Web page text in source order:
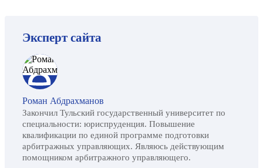
Эксперт сайта
Роман Абдрахманов
Закончил Тульский государственный университет по
специальности: юриспруденция. Повышение
квалификации по единой программе подготовки
арбитражных управляющих. Являюсь действующим
помощником арбитражного управляющего.